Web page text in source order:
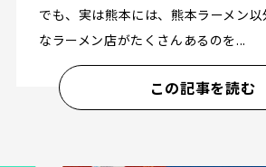
でも、実は熊本には、熊本ラーメン
なラーメン店がたくさんあるのを...
この記事を読む